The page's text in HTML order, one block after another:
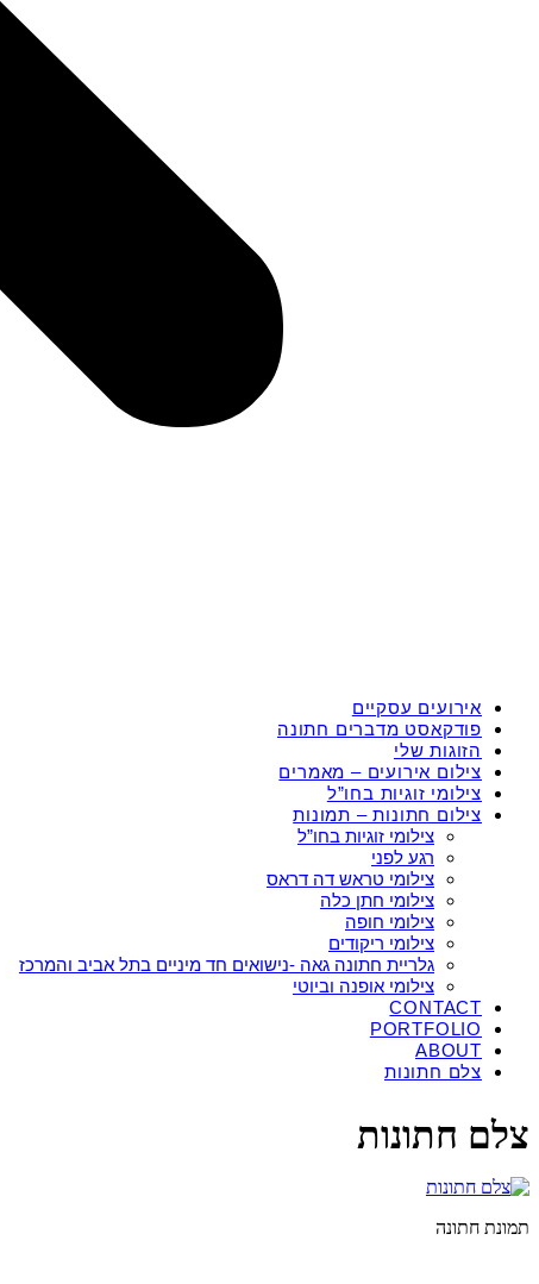
אירועים עסקיים
פודקאסט מדברים חתונה
הזוגות שלי
צילום אירועים – מאמרים
צילומי זוגיות בחו”ל
צילום חתונות – תמונות
צילומי זוגיות בחו”ל
רגע לפני
צילומי טראש דה דראס
צילומי חתן כלה
צילומי חופה
צילומי ריקודים
גלריית חתונה גאה -נישואים חד מיניים בתל אביב והמרכז
צילומי אופנה וביוטי
CONTACT
PORTFOLIO
ABOUT
צלם חתונות
צלם חתונות
תמונת חתונה